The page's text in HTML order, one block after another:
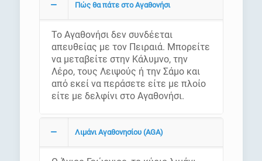
Πώς θα πάτε στο Αγαθονήσι
Το Αγαθονήσι δεν συνδέεται
απευθείας με τον Πειραιά. Μπορείτε
να μεταβείτε στην Κάλυμνο, την
Λέρο, τους Λειψούς ή την Σάμο και
από εκεί να περάσετε είτε με πλοίο
είτε με δελφίνι στο Αγαθονήσι.
Λιμάνι Αγαθονησίου (AGA)